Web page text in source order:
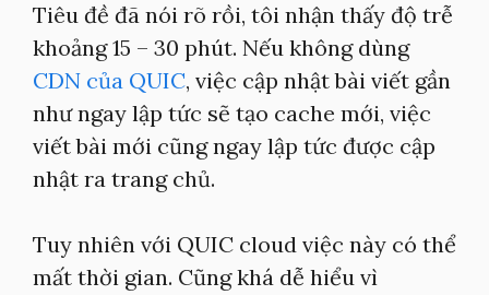
Tiêu đề đã nói rõ rồi, tôi nhận thấy độ trễ
khoảng 15 – 30 phút. Nếu không dùng
CDN của QUIC, việc cập nhật bài viết gần
như ngay lập tức sẽ tạo cache mới, việc
viết bài mới cũng ngay lập tức được cập
nhật ra trang chủ.
Tuy nhiên với QUIC cloud việc này có thể
mất thời gian. Cũng khá dễ hiểu vì